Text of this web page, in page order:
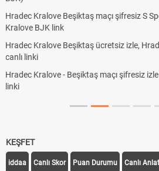
Trivela Nedir? Trivela Vuruşu Nasıl
Röveşata Nedir? Röveşata Vuruşu
Plonjon Nedir? Kalecilikte Plonjon
KEŞFET
iddaa Canlı Skor Puan Durumu Canlı